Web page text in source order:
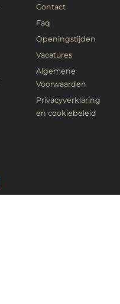
Contact
Faq
Openingstijden
Vacatures
Algemene
Voorwaarden
Privacyverklaring
en cookiebeleid